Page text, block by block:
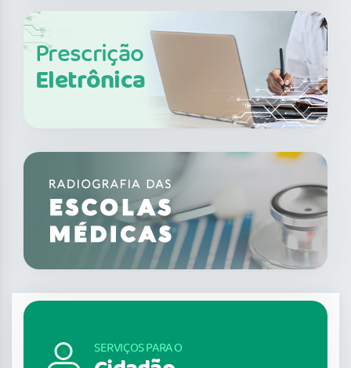
Prescrição
Eletrônica
SERVIÇOS PARA O